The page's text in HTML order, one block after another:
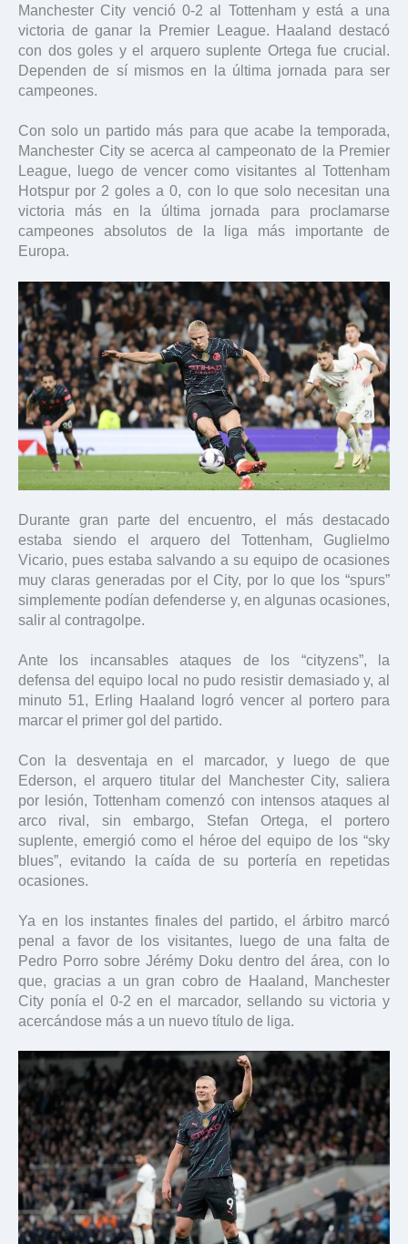
Manchester City venció 0-2 al Tottenham y está a una
victoria de ganar la Premier League. Haaland destacó
con dos goles y el arquero suplente Ortega fue crucial.
Dependen de sí mismos en la última jornada para ser
campeones.
Con solo un partido más para que acabe la temporada,
Manchester City se acerca al campeonato de la Premier
League, luego de vencer como visitantes al Tottenham
Hotspur por 2 goles a 0, con lo que solo necesitan una
victoria más en la última jornada para proclamarse
campeones absolutos de la liga más importante de
Europa.
Durante gran parte del encuentro, el más destacado
estaba siendo el arquero del Tottenham, Guglielmo
Vicario, pues estaba salvando a su equipo de ocasiones
muy claras generadas por el City, por lo que los “spurs”
simplemente podían defenderse y, en algunas ocasiones,
salir al contragolpe.
Ante los incansables ataques de los “cityzens”, la
defensa del equipo local no pudo resistir demasiado y, al
minuto 51, Erling Haaland logró vencer al portero para
marcar el primer gol del partido.
Con la desventaja en el marcador, y luego de que
Ederson, el arquero titular del Manchester City, saliera
por lesión, Tottenham comenzó con intensos ataques al
arco rival, sin embargo, Stefan Ortega, el portero
suplente, emergió como el héroe del equipo de los “sky
blues”, evitando la caída de su portería en repetidas
ocasiones.
Ya en los instantes finales del partido, el árbitro marcó
penal a favor de los visitantes, luego de una falta de
Pedro Porro sobre Jérémy Doku dentro del área, con lo
que, gracias a un gran cobro de Haaland, Manchester
City ponía el 0-2 en el marcador, sellando su victoria y
acercándose más a un nuevo título de liga.